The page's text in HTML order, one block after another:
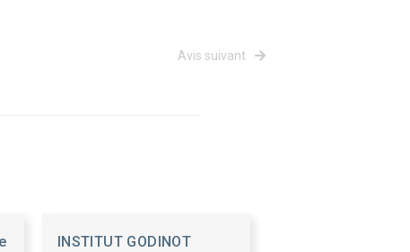
Avis suivant
INSTITUT GODINOT